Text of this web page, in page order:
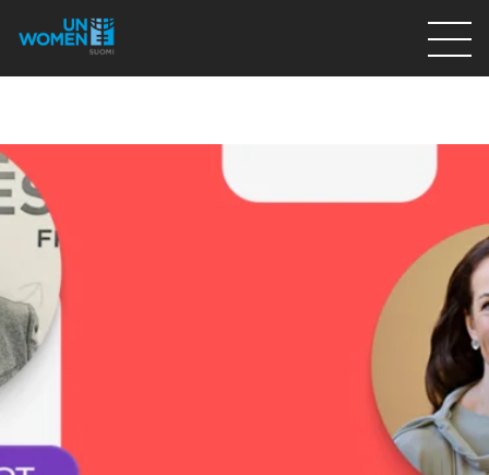
Osallistu
Mitä teemme
Ajankohtaista
På Svenska
Valikon rivi
Lahjoita